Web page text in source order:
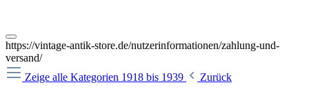
https://vintage-antik-store.de/nutzerinformationen/zahlung-und-
versand/
Zeige alle Kategorien 1918 bis 1939
Zurück